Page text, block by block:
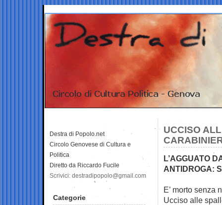
UCCISO
L’AGGUATO
ANTIDROGA:
E’ morto senza
Ucciso alle
Destra di Popolo.net
Circolo Genovese di Cultura e
Politica
Diretto da Riccardo Fucile
Scrivici: destradipopolo@gmail.com
Categorie